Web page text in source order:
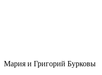
Мария и Григорий Бурковы